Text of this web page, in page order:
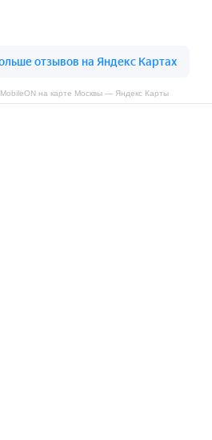
MobileON на карте Москвы — Яндекс Карты